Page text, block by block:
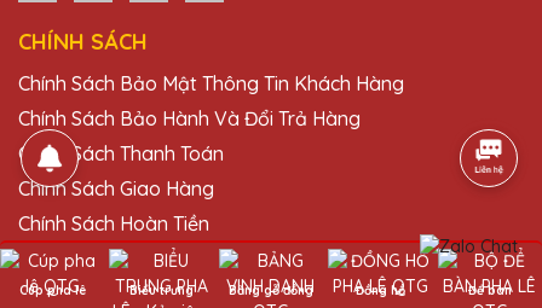
Cúp pha lê Biểu trưng Bảng gỗ đồng Đồng hồ Để bàn
CHÍNH SÁCH
Chính Sách Bảo Mật Thông Tin Khách Hàng
Chính Sách Bảo Hành Và Đổi Trả Hàng
Chính Sách Thanh Toán
Chính Sách Giao Hàng
Chính Sách Hoàn Tiền
HƯỚNG DẪN